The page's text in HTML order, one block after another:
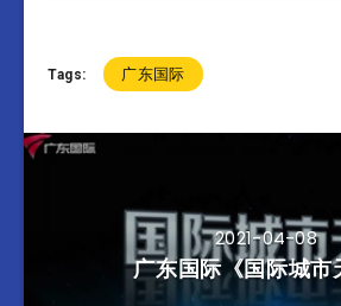
Tags: 广东国际
2021-04-08
广东国际《国际城市